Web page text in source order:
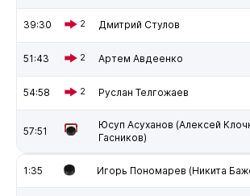
39:30 2 Дмитрий Стулов
51:43 2 Артем Авдеенко
54:58 2 Руслан Телгожаев
57:51
Юсуп Асуханов (Алексей
Гасников)
1:35 Игорь Пономарев (Никита